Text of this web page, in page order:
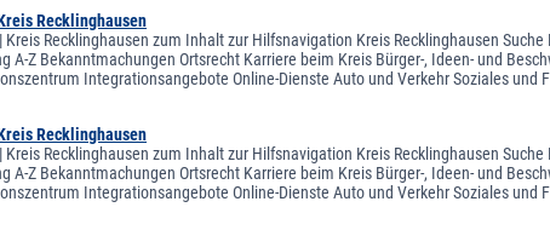
Recklinghausen
Recklinghausen zum Inhalt zur Hilfsnavigation Kreis Recklinghausen
A-Z Bekanntmachungen Ortsrecht Karriere beim Kreis Bürger-, Ideen- und
Integrationsangebote Online-Dienste Auto und Verkehr Soziales und
Recklinghausen
Recklinghausen zum Inhalt zur Hilfsnavigation Kreis Recklinghausen
A-Z Bekanntmachungen Ortsrecht Karriere beim Kreis Bürger-, Ideen- und
Integrationsangebote Online-Dienste Auto und Verkehr Soziales und